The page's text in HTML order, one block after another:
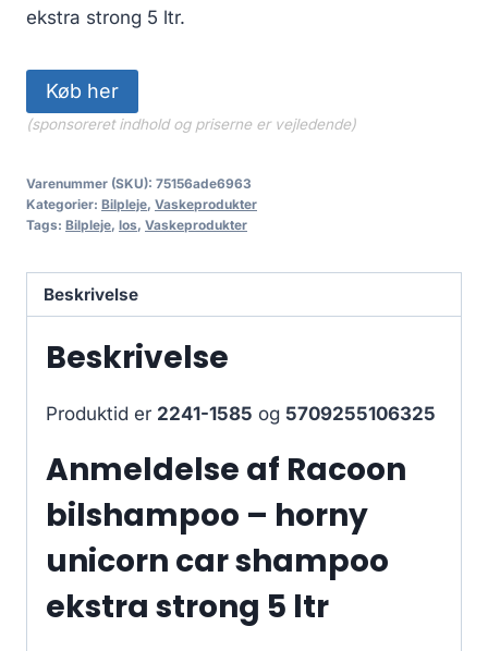
ekstra strong 5 ltr.
Køb her
(sponsoreret indhold og priserne er vejledende)
Varenummer (SKU): 75156ade6963
Kategorier: Bilpleje, Vaskeprodukter
Tags: Bilpleje, los, Vaskeprodukter
Beskrivelse
Beskrivelse
Produktid er 2241-1585 og 5709255106325
Anmeldelse af Racoon
bilshampoo – horny
unicorn car shampoo
ekstra strong 5 ltr